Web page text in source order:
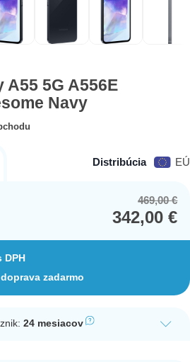
A55 5G A556E
Navy
Distribúcia EÚ
469,00€
342,00€
DPH
zadarmo
24 mesiacov